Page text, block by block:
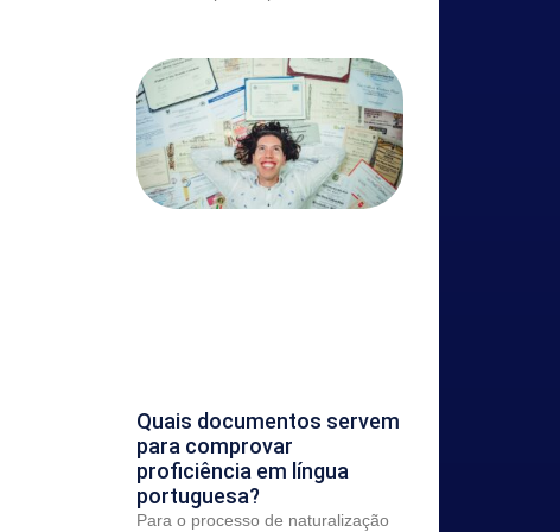
Quais documentos servem
para comprovar
proficiência em língua
portuguesa?
Para o processo de naturalização